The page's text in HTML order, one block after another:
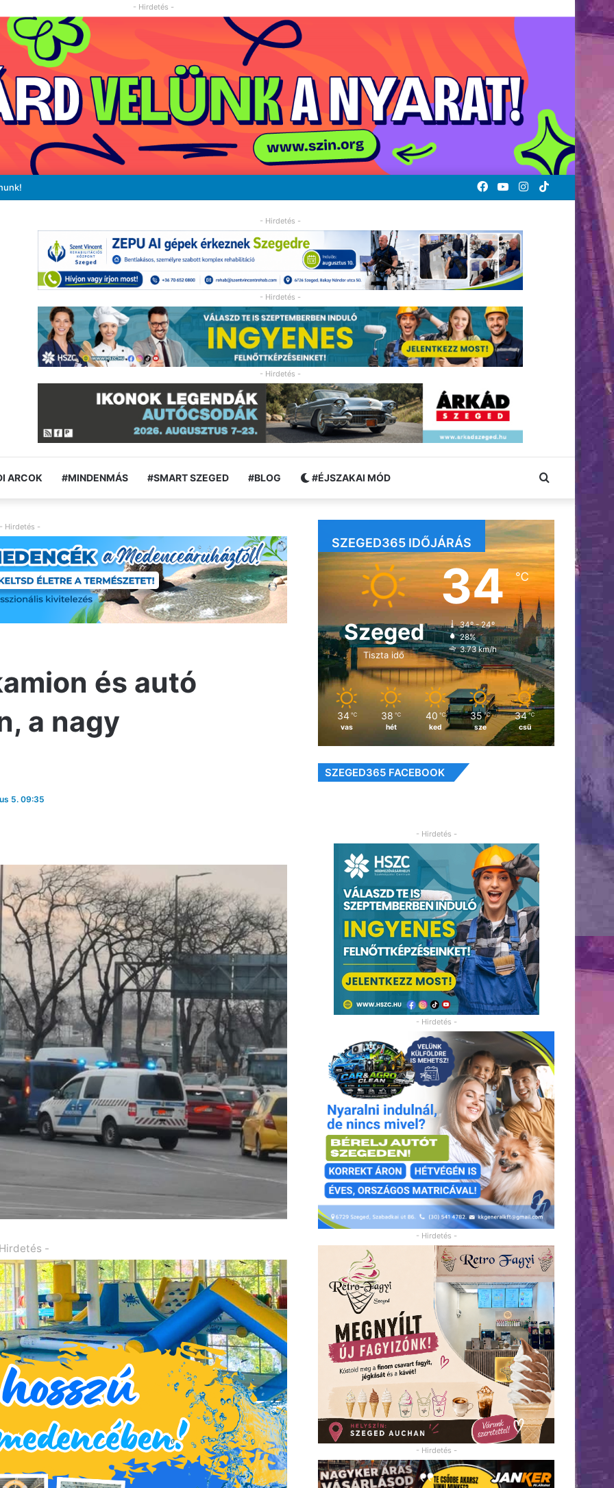
- Hirdetés -
TikTok
Instagram
YouTube
Facebook
- Hirdetés -
- Hirdetés -
- Hirdetés -
ARCOK #MINDENMÁS #SMART SZEGED #BLOG #ÉJSZAKAI MÓD Keresés:
- Hirdetés -
és autó
a nagy
5. 09:35
-
SZEGED365 IDŐJÁRÁS
Szeged
Tiszta idő
34℃
34º - 24º
28%
3.73 km/h
34 ℃
vas
38 ℃
hét
40 ℃
ked
35 ℃
sze
34 ℃
csü
SZEGED365 FACEBOOK
- Hirdetés -
- Hirdetés -
- Hirdetés -
- Hirdetés -